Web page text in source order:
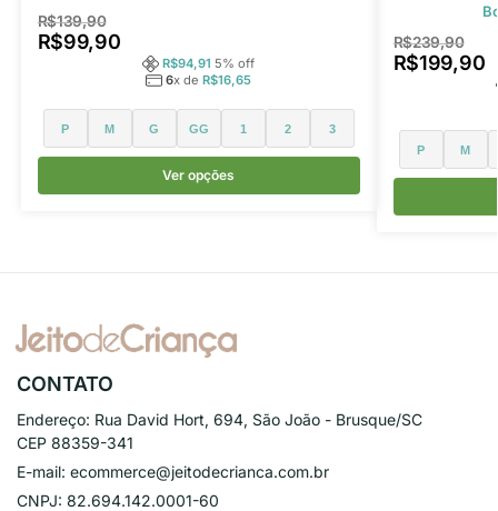
R$139,90
R$99,90
R$94,91 5% off
6x deR$16,65
P M G GG 1 2 3
Ver opções
R$239,90
R$199,90
P M
CONTATO
Endereço: Rua David Hort, 694, São João - Brusque/SC
CEP 88359-341
E-mail: ecommerce@jeitodecrianca.com.br
CNPJ: 82.694.142.0001-60